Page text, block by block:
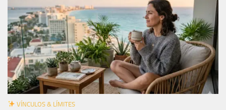
VÍNCULOS & LÍMITES